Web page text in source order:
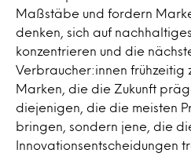
Maßstäbe und fordern
denken, sich auf
konzentrieren und die
Verbraucher:innen frühzeitig
Marken, die die Zukunft
diejenigen, die die meisten
bringen, sondern jene, die
Innovationsentscheidungen